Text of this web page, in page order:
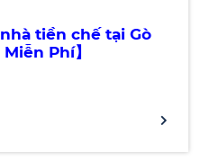
tiền chế tại Gò
Phí】